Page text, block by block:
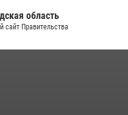
область
сайт Правительства